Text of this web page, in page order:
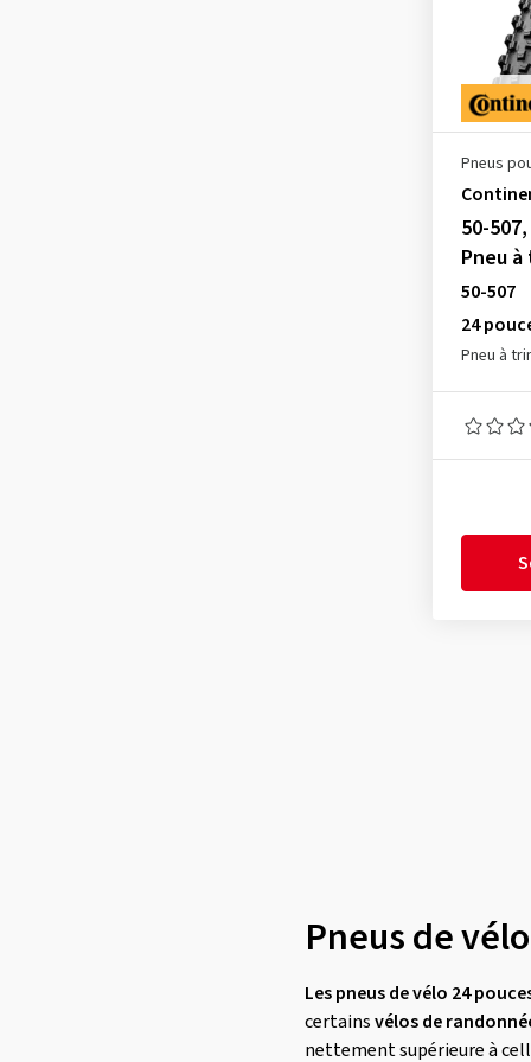
Pneus
50-
Pneu
50-507
24
Pneu à
Pneus de
Les pneus de vélo 24
certainsvélos de
nettement supérieure à